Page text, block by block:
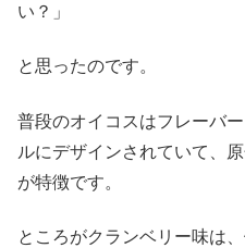
い？」
と思ったのです。
普段のオイコスはフレーバ
ルにデザインされていて、
が特徴です。
ところがクランベリー味は、